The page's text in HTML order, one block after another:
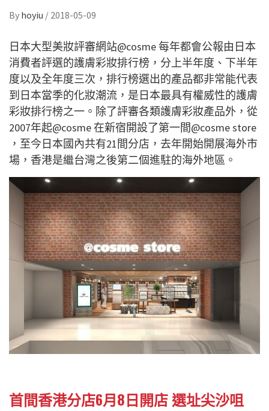
By hoyiu / 2018-05-09
日本大型美妝評審網站@cosme 每年都會公報由日本
消費者評選的護膚彩妝排行榜，分上半年度、下半年
度以及全年度三次，排行榜選出的產品都非常能代表
到日本當季的化妝潮流，是日本最具有權威性的護膚
彩妝排行榜之一。除了評審各類護膚彩妝產品外，從
2007年起@cosme 在新宿開設了第一間@cosme store
，至今日本國內共有21間分店，去年開始開展海外市
場，香港是繼台灣之後第二個進駐的海外地區。
首間香港分店6月8日開店 選址尖沙咀